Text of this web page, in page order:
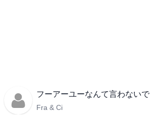
フーアーユーなんて言わないで
Fra & Ci